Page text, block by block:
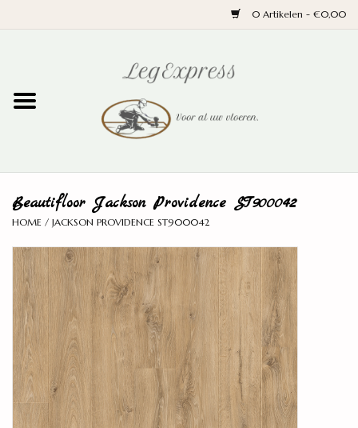
0 Artikelen - €0,00
Parket
Ondervloeren
Plinten
Wand en trap
Legservice
Beautifloor Jackson Providence ST900042
HOME / JACKSON PROVIDENCE ST900042